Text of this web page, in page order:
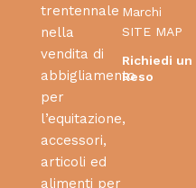
trentennale
nella
vendita di
abbigliamento
per
l’equitazione,
accessori,
articoli ed
alimenti per
Marchi
SITE MAP
Richiedi un
Reso